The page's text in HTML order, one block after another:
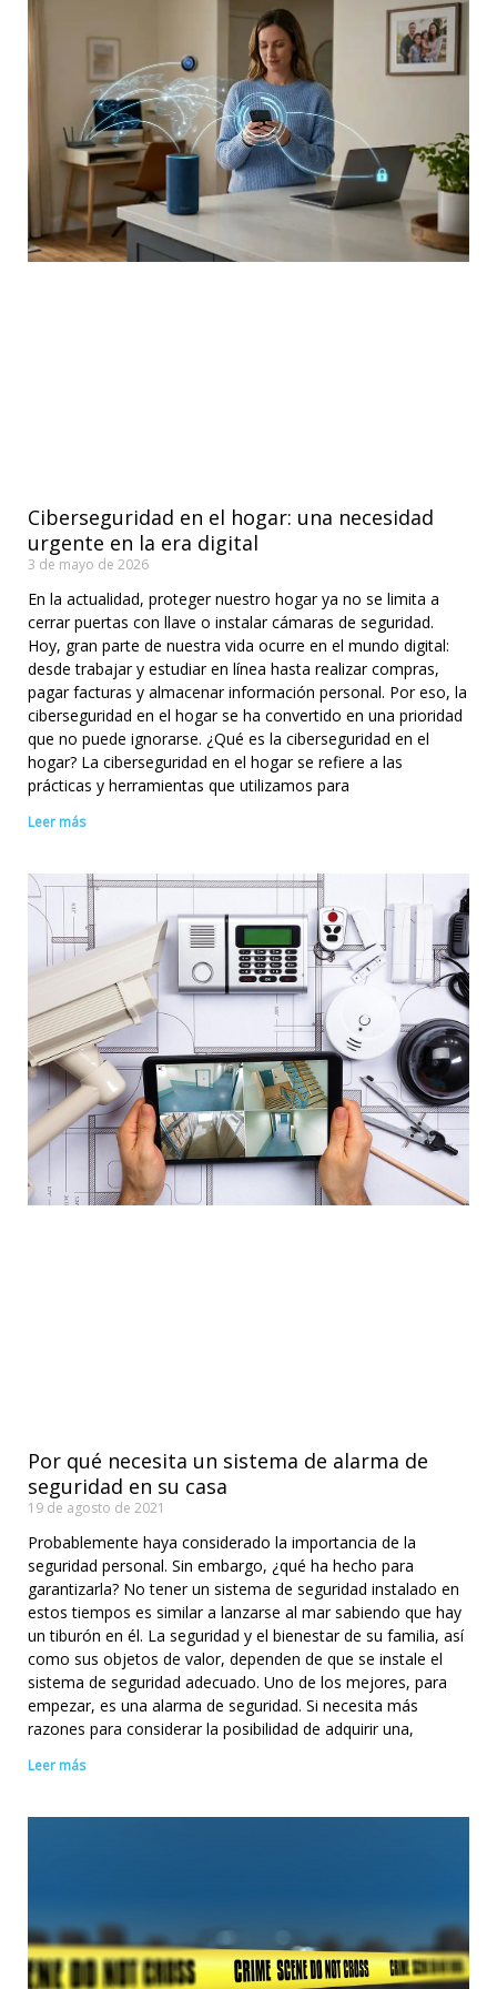
Ciberseguridad en el hogar: una necesidad
urgente en la era digital
3 de mayo de 2026
En la actualidad, proteger nuestro hogar ya no se limita a
cerrar puertas con llave o instalar cámaras de seguridad.
Hoy, gran parte de nuestra vida ocurre en el mundo digital:
desde trabajar y estudiar en línea hasta realizar compras,
pagar facturas y almacenar información personal. Por eso, la
ciberseguridad en el hogar se ha convertido en una prioridad
que no puede ignorarse. ¿Qué es la ciberseguridad en el
hogar? La ciberseguridad en el hogar se refiere a las
prácticas y herramientas que utilizamos para
Leer más
Por qué necesita un sistema de alarma de
seguridad en su casa
19 de agosto de 2021
Probablemente haya considerado la importancia de la
seguridad personal. Sin embargo, ¿qué ha hecho para
garantizarla? No tener un sistema de seguridad instalado en
estos tiempos es similar a lanzarse al mar sabiendo que hay
un tiburón en él. La seguridad y el bienestar de su familia, así
como sus objetos de valor, dependen de que se instale el
sistema de seguridad adecuado. Uno de los mejores, para
empezar, es una alarma de seguridad. Si necesita más
razones para considerar la posibilidad de adquirir una,
Leer más